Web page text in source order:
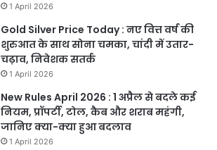
1 April 2026
Gold Silver Price Today : नए वित्त वर्ष की
शुरुआत के साथ सोना चमका, चांदी में उतार-
चढ़ाव, निवेशक सतर्क
1 April 2026
New Rules April 2026 : 1 अप्रैल से बदले कई
नियम, प्रॉपर्टी, टोल, कैब और शराब महंगी,
जानिए क्या-क्या हुआ बदलाव
1 April 2026